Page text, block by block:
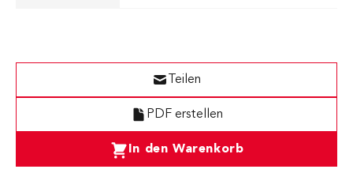
In den Warenkorb
PDF erstellen
Teilen